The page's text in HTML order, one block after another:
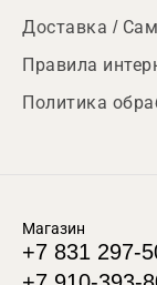
Доставка /
Правила
Политика
Магазин
+7 831 297-